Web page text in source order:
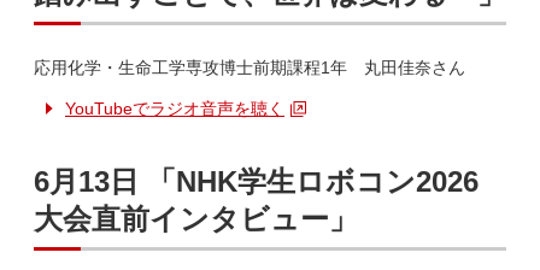
応用化学・生命工学専攻博士前期課程1年 丸田佳奈さん
YouTubeでラジオ音声を聴く
6月13日 「NHK学生ロボコン2026
大会直前インタビュー」